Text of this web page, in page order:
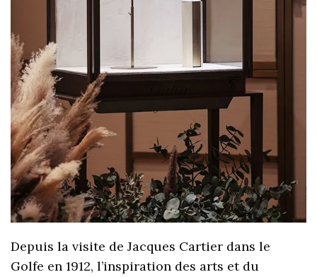
Depuis la visite de Jacques Cartier dans le
Golfe en 1912, l’inspiration des arts et du